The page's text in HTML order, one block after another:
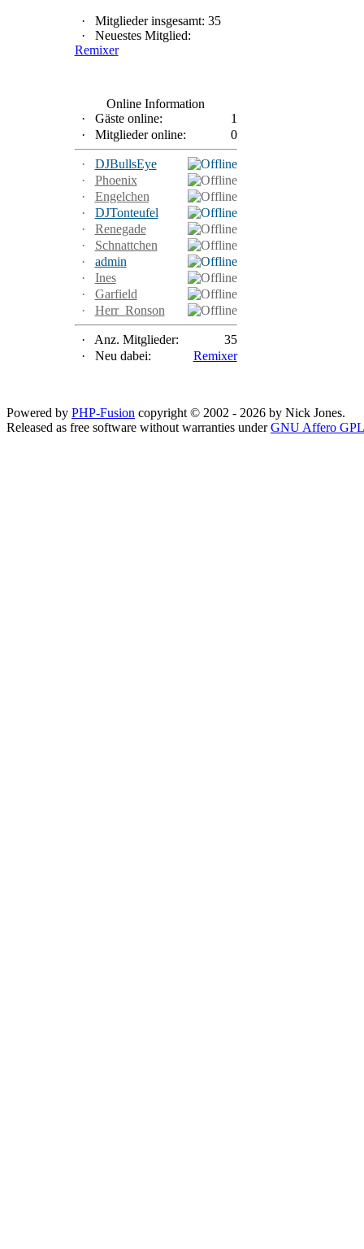
·
Mitglieder insgesamt: 35
·
Neuestes Mitglied:
Remixer
Online Information
·
Gäste online:
1
·
Mitglieder online: 0
·
DJBullsEye
·
Phoenix
·
Engelchen
·
DJTonteufel
·
Renegade
·
Schnattchen
·
admin
·
Ines
·
Garfield
·
Herr_Ronson
· Anz. Mitglieder:
35
·
Neu dabei: Remixer
Powered by PHP-Fusion copyright © 2002 - 2026 by Nick Jones.
Released as free software without warranties underGNU Affero GPL